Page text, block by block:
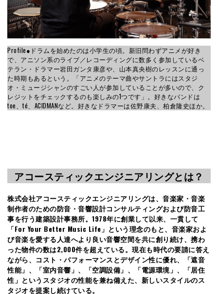
Profile●ドラムを始めたのは小学生の頃。新旧問わずアニメが好き
で、アニソン系のライブ／レコーディングに数多く参加しているベ
テラン・ドラマー岩田ガンタ康彦や、山本真央樹のレッスンに通っ
た時期もあるという。「アニメのテーマ曲やサントラにはスタジ
オ・ミュージシャンのすごい人が参加していることが多いので、ク
レジットをチェックするのも楽しみの1つです」。好きなバンドは
toe、té、ACIDMANなど。好きなドラマーは佐野康夫、柏倉隆史ほか。
アコースティックエンジニアリングとは？
株式会社アコースティックエンジニアリングは、音楽家・音楽
制作者のための防音・音響設計コンサルティングおよび防音工
事を行う建築設計事務所。1978年に創業して以来、一貫して
「For Your Better Music Life」という理念のもと、音楽家およ
び音楽を愛する人達へより良い音響空間を共に創り続け、携わ
った物件の数は2,000件を超えている。現在も時代の要請に答え
ながら、コスト・パフォーマンスとデザイン性に優れ、「遮音
性能」、「室内音響」、「空調設備」、「電源環境」、「居住
性」というスタジオの性能を兼ね備えた、新しいスタイルのス
タジオを提案し続けている。